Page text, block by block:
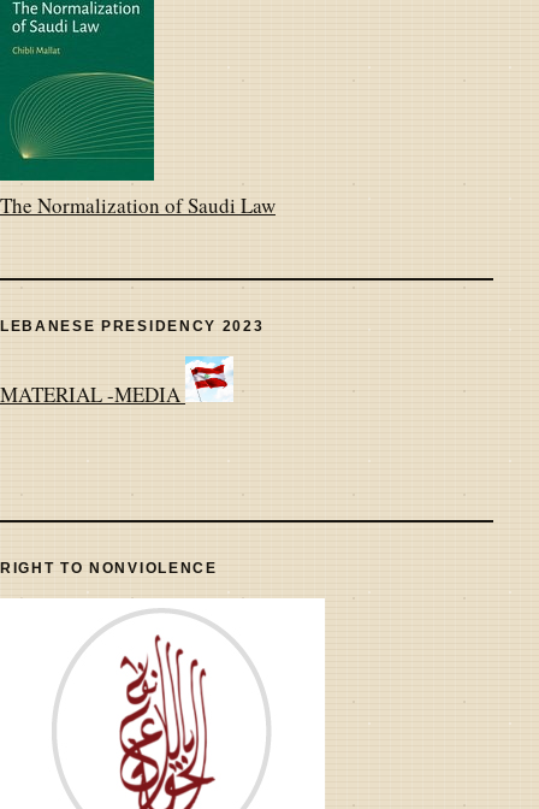
The Normalization of Saudi Law
LEBANESE PRESIDENCY 2023
MATERIAL -MEDIA
RIGHT TO NONVIOLENCE